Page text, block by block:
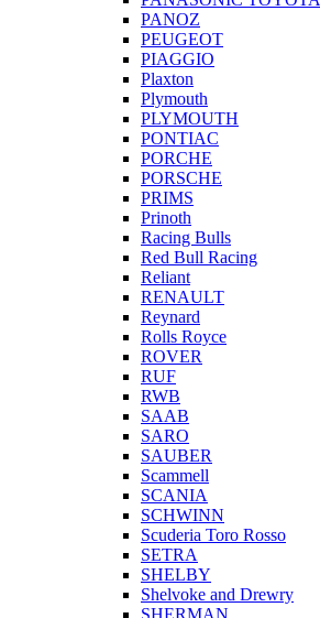
PANOZ
PEUGEOT
PIAGGIO
Plaxton
Plymouth
PLYMOUTH
PONTIAC
PORCHE
PORSCHE
PRIMS
Prinoth
Racing Bulls
Red Bull Racing
Reliant
RENAULT
Reynard
Rolls Royce
ROVER
RUF
RWB
SAAB
SARO
SAUBER
Scammell
SCANIA
SCHWINN
Scuderia Toro Rosso
SETRA
SHELBY
Shelvoke and Drewry